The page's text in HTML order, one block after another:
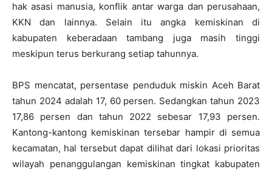
hak asasi manusia, konflik antar warga dan perusahaan,
KKN dan lainnya. Selain itu angka kemiskinan di
kabupaten keberadaan tambang juga masih tinggi
meskipun terus berkurang setiap tahunnya.
BPS mencatat, persentase penduduk miskin Aceh Barat
tahun 2024 adalah 17, 60 persen. Sedangkan tahun 2023
17,86 persen dan tahun 2022 sebesar 17,93 persen.
Kantong-kantong kemiskinan tersebar hampir di semua
kecamatan, hal tersebut dapat dilihat dari lokasi prioritas
wilayah penanggulangan kemiskinan tingkat kabupaten